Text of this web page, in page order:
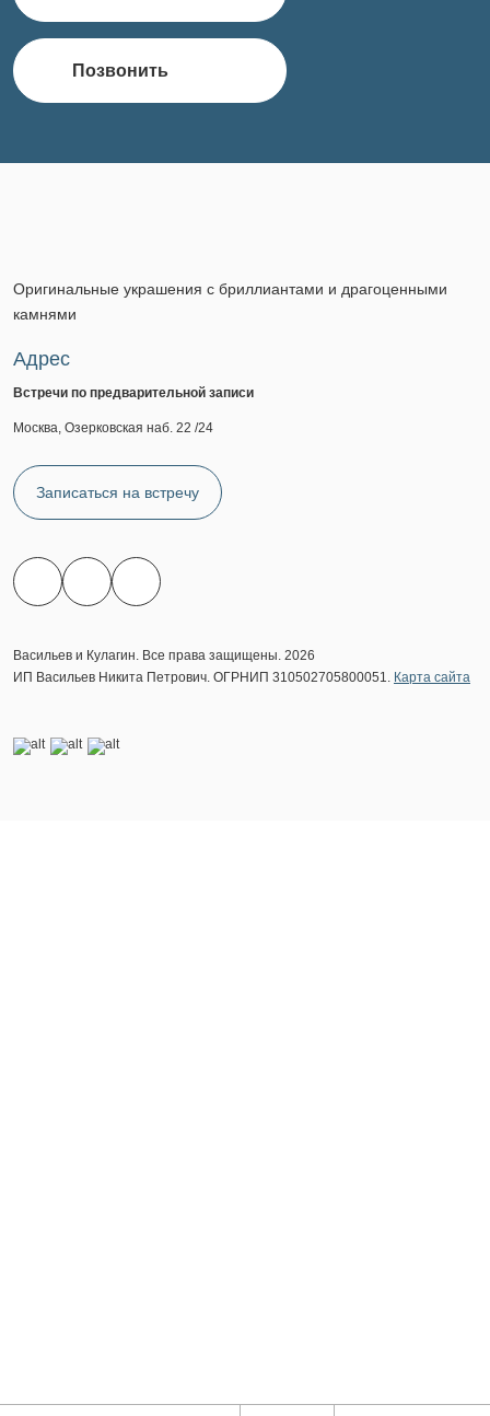
Позвонить
Оригинальные украшения с бриллиантами и драгоценными
камнями
Адрес
Встречи по предварительной записи
Москва, Озерковская наб. 22 /24
Записаться на встречу
Васильев и Кулагин. Все права защищены. 2026
ИП Васильев Никита Петрович. ОГРНИП 310502705800051. Карта сайта